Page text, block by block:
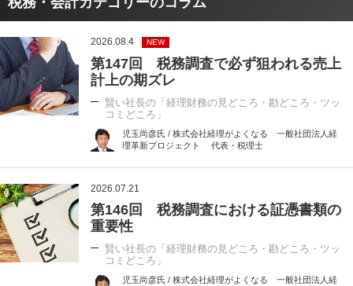
2026.08.4 NEW
第147回 税務調査で必ず狙われる売上
計上の期ズレ
賢い社長の「経理財務の見どころ・勘どころ・ツッ
コミどころ」
児玉尚彦氏 / 株式会社経理がよくなる 一般社団法人経
理革新プロジェクト 代表・税理士
2026.07.21
第146回 税務調査における証憑書類の
重要性
賢い社長の「経理財務の見どころ・勘どころ・ツッ
コミどころ」
児玉尚彦氏 / 株式会社経理がよくなる 一般社団法人経